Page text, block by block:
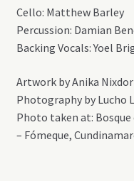
Cello: Matthew Barley
Percussion: Damian
Backing Vocals: Yoel
Artwork by Anika
Photography by Lucho
Photo taken at: Bosque
– Fómeque,